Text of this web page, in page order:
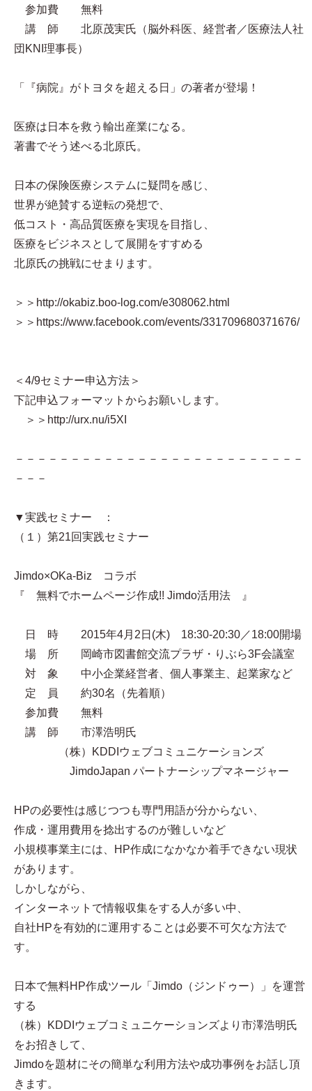
参加費 無料
講 師 北原茂実氏（脳外科医、経営者／医療法人社
団KNI理事長）
「『病院』がトヨタを超える日」の著者が登場！
医療は日本を救う輸出産業になる。
著書でそう述べる北原氏。
日本の保険医療システムに疑問を感じ、
世界が絶賛する逆転の発想で、
低コスト・高品質医療を実現を目指し、
医療をビジネスとして展開をすすめる
北原氏の挑戦にせまります。
＞＞http://okabiz.boo-log.com/e308062.html
＞＞https://www.facebook.com/events/331709680371676/
＜4/9セミナー申込方法＞
下記申込フォーマットからお願いします。
＞＞http://urx.nu/i5XI
－－－－－－－－－－－－－－－－－－－－－－－－－－
－－－
▼実践セミナー ：
（１）第21回実践セミナー
Jimdo×OKa-Biz コラボ
『 無料でホームページ作成!! Jimdo活用法 』
日 時 2015年4月2日(木) 18:30-20:30／18:00開場
場 所 岡崎市図書館交流プラザ・りぶら3F会議室
対 象 中小企業経営者、個人事業主、起業家など
定 員 約30名（先着順）
参加費 無料
講 師 市澤浩明氏
（株）KDDIウェブコミュニケーションズ
JimdoJapan パートナーシップマネージャー
HPの必要性は感じつつも専門用語が分からない、
作成・運用費用を捻出するのが難しいなど
小規模事業主には、HP作成になかなか着手できない現状
があります。
しかしながら、
インターネットで情報収集をする人が多い中、
自社HPを有効的に運用することは必要不可欠な方法で
す。
日本で無料HP作成ツール「Jimdo（ジンドゥー）」を運営
する
（株）KDDIウェブコミュニケーションズより市澤浩明氏
をお招きして、
Jimdoを題材にその簡単な利用方法や成功事例をお話し頂
きます。